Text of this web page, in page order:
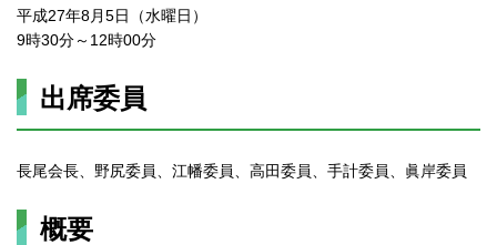
平成27年8月5日（水曜日）
9時30分～12時00分
出席委員
長尾会長、野尻委員、江幡委員、高田委員、手計委員、眞岸委員
概要